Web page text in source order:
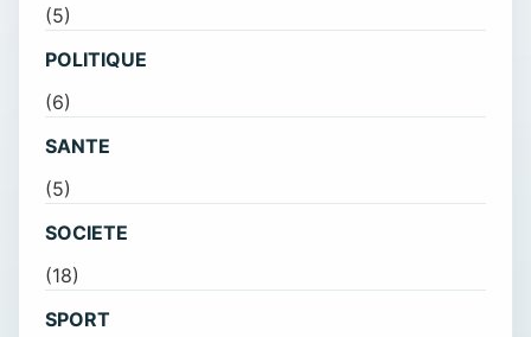
(5)
POLITIQUE
(6)
SANTE
(5)
SOCIETE
(18)
SPORT